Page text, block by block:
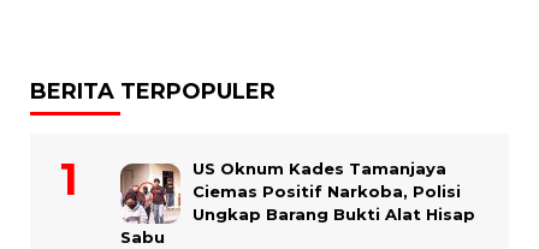
BERITA TERPOPULER
US Oknum Kades Tamanjaya
Ciemas Positif Narkoba, Polisi
Ungkap Barang Bukti Alat Hisap
Sabu